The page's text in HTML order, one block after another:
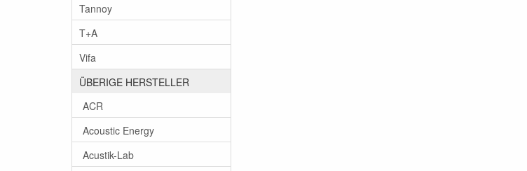
Tannoy
T+A
Vifa
ÜBERIGE HERSTELLER
ACR
Acoustic Energy
Acustik-Lab